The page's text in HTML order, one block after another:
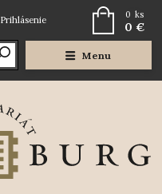
Menu
Prihlásenie 0 ks
0 €